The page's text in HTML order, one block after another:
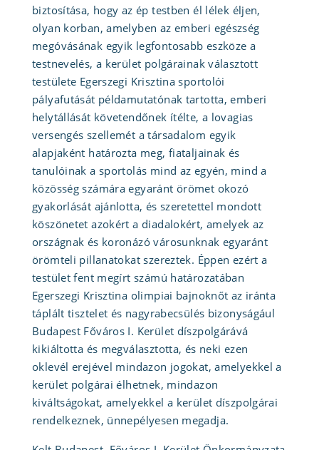
biztosítása, hogy az ép testben él lélek éljen,
olyan korban, amelyben az emberi egészség
megóvásának egyik legfontosabb eszköze a
testnevelés, a kerület polgárainak választott
testülete Egerszegi Krisztina sportolói
pályafutását példamutatónak tartotta, emberi
helytállását követendőnek ítélte, a lovagias
versengés szellemét a társadalom egyik
alapjaként határozta meg, fiataljainak és
tanulóinak a sportolás mind az egyén, mind a
közösség számára egyaránt örömet okozó
gyakorlását ajánlotta, és szeretettel mondott
köszönetet azokért a diadalokért, amelyek az
országnak és koronázó városunknak egyaránt
örömteli pillanatokat szereztek. Éppen ezért a
testület fent megírt számú határozatában
Egerszegi Krisztina olimpiai bajnoknőt az iránta
táplált tisztelet és nagyrabecsülés bizonyságául
Budapest Főváros I. Kerület díszpolgárává
kikiáltotta és megválasztotta, és neki ezen
oklevél erejével mindazon jogokat, amelyekkel a
kerület polgárai élhetnek, mindazon
kiváltságokat, amelyekkel a kerület díszpolgárai
rendelkeznek, ünnepélyesen megadja.